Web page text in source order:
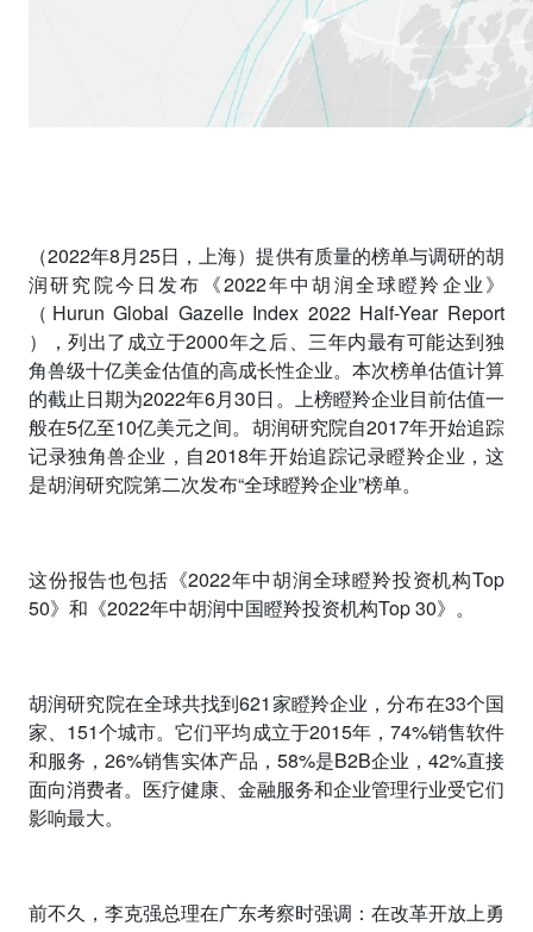
（2022年8月25日，上海）提供有质量的榜单与调研的胡
润研究院今日发布《2022年中胡润全球瞪羚企业》
（ Hurun Global Gazelle Index 2022 Half-Year Report
），列出了成立于2000年之后、三年内最有可能达到独
角兽级十亿美金估值的高成长性企业。本次榜单估值计算
的截止日期为2022年6月30日。上榜瞪羚企业目前估值一
般在5亿至10亿美元之间。胡润研究院自2017年开始追踪
记录独角兽企业，自2018年开始追踪记录瞪羚企业，这
是胡润研究院第二次发布“全球瞪羚企业”榜单。
这份报告也包括 《2022年中胡润全球瞪羚投资机构Top
50》和《2022年中胡润中国瞪羚投资机构Top 30》。
胡润研究院在全球共找到621家瞪羚企业，分布在33个国
家、 151个城市。它们平均成立于2015年， 74%销售软件
和服务，26%销售实体产品， 58%是B2B企业， 42%直接
面向消费者。医疗健康、金融服务和企业管理行业受它们
影响最大。
前不久，李克强总理在广东考察时强调：在改革开放上勇